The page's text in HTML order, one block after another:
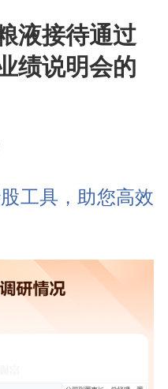
液接待通过
绩说明会的
工具，助您高效